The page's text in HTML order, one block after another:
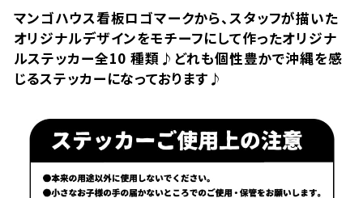
マンゴハウス看板ロゴマークから、スタッフが描いた
オリジナルデザインをモチーフにして作ったオリジナ
ルステッカー全10 種類♪どれも個性豊かで沖縄を感
じるステッカーになっております♪